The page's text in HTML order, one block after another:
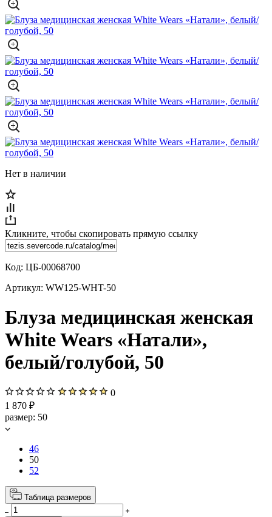
Нет в наличии
Кликните, чтобы скопировать прямую ссылку
Код: ЦБ-00068700
Артикул: WW125-WHT-50
Блуза медицинская женская
White Wears «Натали»,
белый/голубой, 50
0
1 870 ₽
размер: 50
46
50
52
Таблица размеров